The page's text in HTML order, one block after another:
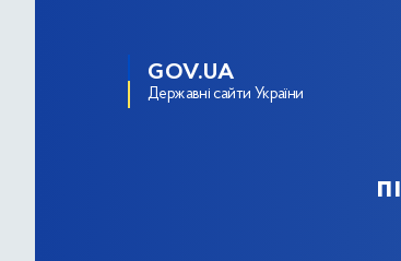
GOV.UA
Державні сайти України